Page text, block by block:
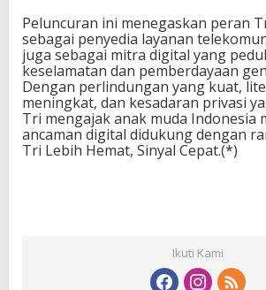
Peluncuran ini menegaskan peran
sebagai penyedia layanan
juga sebagai mitra digital yang
keselamatan dan pemberdayaan
Dengan perlindungan yang kuat,
meningkat, dan kesadaran privasi
Tri mengajak anak muda Indonesia
ancaman digital didukung dengan
Tri Lebih Hemat, Sinyal Cepat.(*)
Ikuti Kami